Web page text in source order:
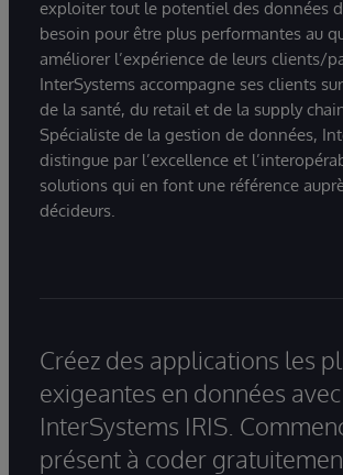
exploiter tout le potentiel des données
besoin pour être plus performantes au
améliorer l’expérience de leurs clients/
InterSystems accompagne ses clients
de la santé, du retail et de la supply
Spécialiste de la gestion de données,
distingue par l’excellence et
solutions qui en font une référence
décideurs.
Créez des applications les
exigeantes en données avec
InterSystems IRIS.
présent à coder